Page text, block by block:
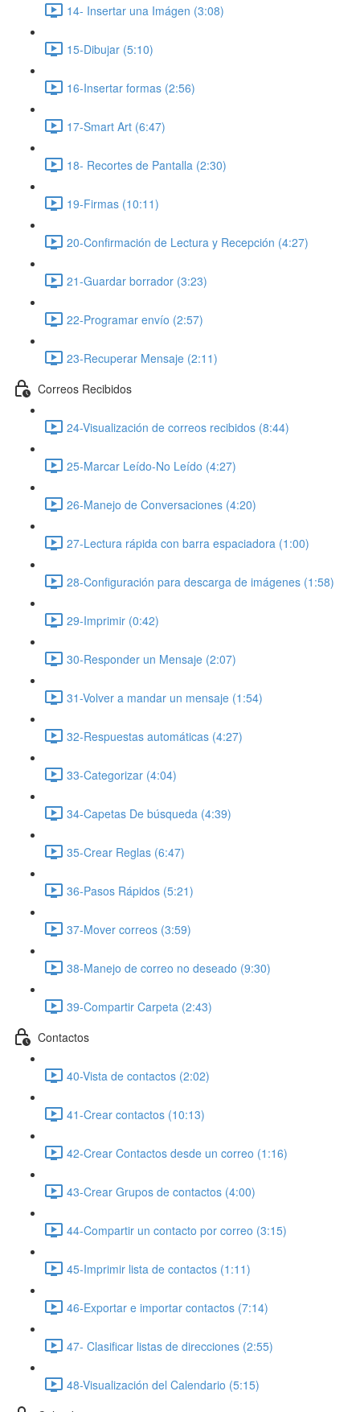
14- Insertar una Imágen (3:08)
15-Dibujar (5:10)
16-Insertar formas (2:56)
17-Smart Art (6:47)
18- Recortes de Pantalla (2:30)
19-Firmas (10:11)
20-Confirmación de Lectura y Recepción (4:27)
21-Guardar borrador (3:23)
22-Programar envío (2:57)
23-Recuperar Mensaje (2:11)
Correos Recibidos
24-Visualización de correos recibidos (8:44)
25-Marcar Leído-No Leído (4:27)
26-Manejo de Conversaciones (4:20)
27-Lectura rápida con barra espaciadora (1:00)
28-Configuración para descarga de imágenes (1:58)
29-Imprimir (0:42)
30-Responder un Mensaje (2:07)
31-Volver a mandar un mensaje (1:54)
32-Respuestas automáticas (4:27)
33-Categorizar (4:04)
34-Capetas De búsqueda (4:39)
35-Crear Reglas (6:47)
36-Pasos Rápidos (5:21)
37-Mover correos (3:59)
38-Manejo de correo no deseado (9:30)
39-Compartir Carpeta (2:43)
Contactos
40-Vista de contactos (2:02)
41-Crear contactos (10:13)
42-Crear Contactos desde un correo (1:16)
43-Crear Grupos de contactos (4:00)
44-Compartir un contacto por correo (3:15)
45-Imprimir lista de contactos (1:11)
46-Exportar e importar contactos (7:14)
47- Clasificar listas de direcciones (2:55)
48-Visualización del Calendario (5:15)